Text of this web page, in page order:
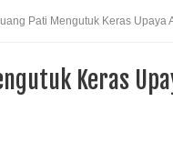
Pati Mengutuk Keras Upaya
Keras